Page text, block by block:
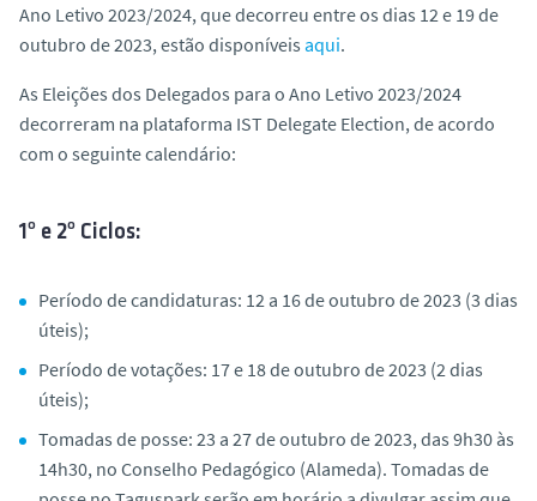
Ano Letivo 2023/2024, que decorreu entre os dias 12 e 19 de
outubro de 2023, estão disponíveis aqui.
As Eleições dos Delegados para o Ano Letivo 2023/2024
decorreram na plataforma IST Delegate Election, de acordo
com o seguinte calendário:
1º e 2º Ciclos:
Período de candidaturas: 12 a 16 de outubro de 2023 (3 dias
úteis);
Período de votações: 17 e 18 de outubro de 2023 (2 dias
úteis);
Tomadas de posse: 23 a 27 de outubro de 2023, das 9h30 às
14h30, no Conselho Pedagógico (Alameda). Tomadas de